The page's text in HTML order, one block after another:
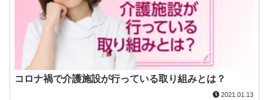
コロナ禍で介護施設が行っている取り組みとは？
2021.01.13